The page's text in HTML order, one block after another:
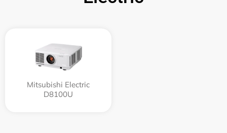
Mitsubishi Electric
D8100U